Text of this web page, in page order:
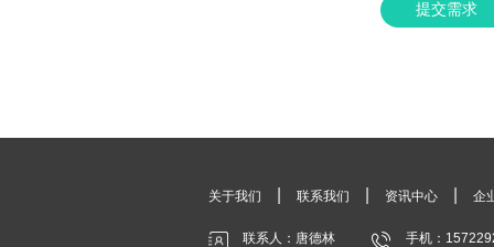
提交需求
关于我们 联系我们 资讯中心 企
联系人：唐德林 手机：